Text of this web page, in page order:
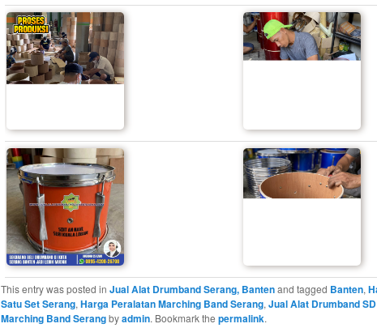
This entry was posted in Jual Alat Drumband Serang, Bantenand tagged Banten,
Satu Set Serang, Harga Peralatan Marching Band Serang, Jual Alat Drumband
Marching Band Serangbyadmin. Bookmark the permalink.